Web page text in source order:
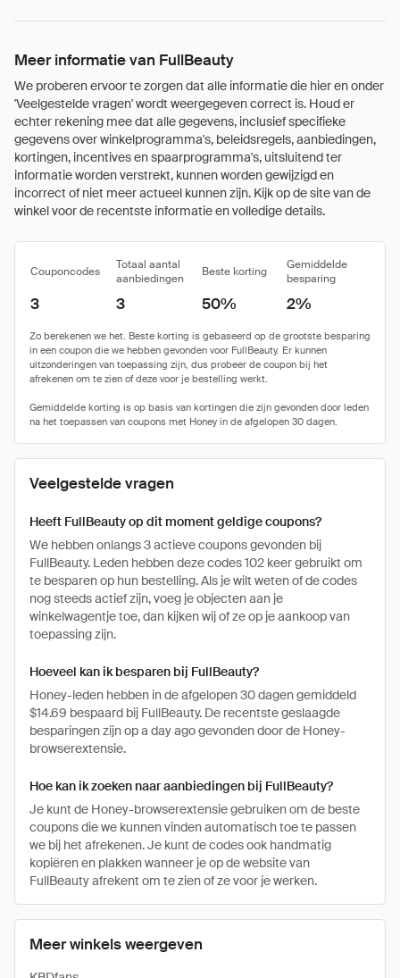
Meer informatie van FullBeauty
We proberen ervoor te zorgen dat alle informatie die hier en onder
'Veelgestelde vragen' wordt weergegeven correct is. Houd er
echter rekening mee dat alle gegevens, inclusief specifieke
gegevens over winkelprogramma's, beleidsregels, aanbiedingen,
kortingen, incentives en spaarprogramma's, uitsluitend ter
informatie worden verstrekt, kunnen worden gewijzigd en
incorrect of niet meer actueel kunnen zijn. Kijk op de site van de
winkel voor de recentste informatie en volledige details.
Meer winkels weergeven
Couponcodes
Totaal aantal
aanbiedingen
Beste korting
Gemiddelde
besparing
3 3 50% 2%
Veelgestelde vragen
Heeft FullBeauty op dit moment geldige coupons?
We hebben onlangs 3 actieve coupons gevonden bij
FullBeauty. Leden hebben deze codes 102 keer gebruikt om
te besparen op hun bestelling. Als je wilt weten of de codes
nog steeds actief zijn, voeg je objecten aan je
winkelwagentje toe, dan kijken wij of ze op je aankoop van
toepassing zijn.
Hoeveel kan ik besparen bij FullBeauty?
Honey-leden hebben in de afgelopen 30 dagen gemiddeld
$14.69 bespaard bij FullBeauty. De recentste geslaagde
besparingen zijn op a day ago gevonden door de Honey-
browserextensie.
Hoe kan ik zoeken naar aanbiedingen bij FullBeauty?
Je kunt de Honey-browserextensie gebruiken om de beste
coupons die we kunnen vinden automatisch toe te passen
we bij het afrekenen. Je kunt de codes ook handmatig
kopiëren en plakken wanneer je op de website van
FullBeauty afrekent om te zien of ze voor je werken.